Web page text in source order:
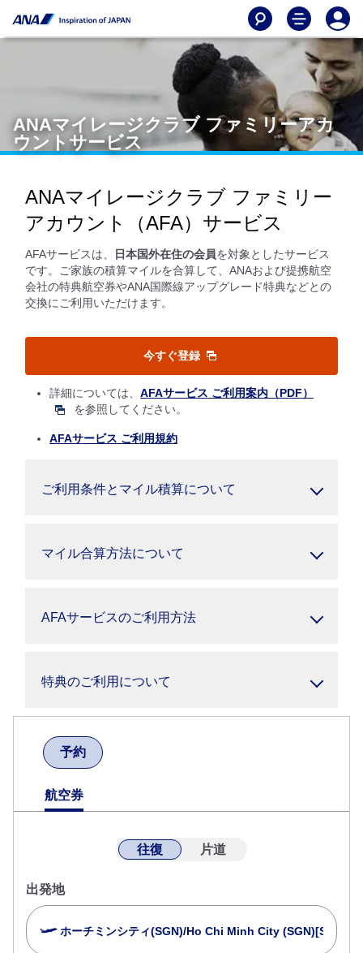
ANAマイレージクラブ ファミリーアカ
ウントサービス
ANAマイレージクラブ ファミリー
アカウント（AFA）サービス
AFAサービスは、 日本国外在住の会員を対象としたサービス
です。ご家族の積算マイルを合算して、ANAおよび提携航空
会社の特典航空券やANA国際線アップグレード特典などとの
交換にご利用いただけます。
今すぐ登録
詳細については、 AFAサービス ご利用案内（PDF）
を参照してください。
AFAサービス ご利用規約
ご利用条件とマイル積算について
マイル合算方法について
AFAサービスのご利用方法
特典のご利用について
予約
航空券
往復 片道
出発地
ホーチミンシティ(SGN)/Ho Chi Minh City (SGN)[SGN]